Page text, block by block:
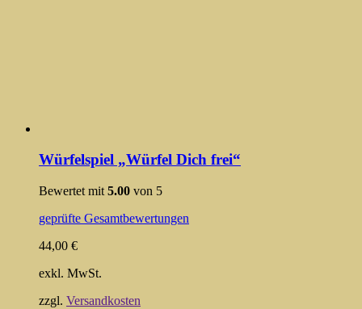
Würfelspiel „Würfel Dich frei“
Bewertet mit 5.00 von 5
geprüfte Gesamtbewertungen
44,00 €
exkl. MwSt.
zzgl. Versandkosten